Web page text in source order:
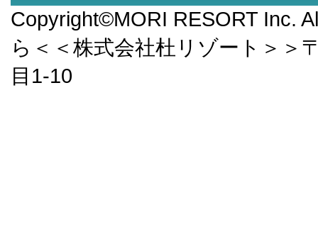
Copyright©MORI RESORT Inc.
ら＜＜株式会社杜リゾート＞＞
目1-10